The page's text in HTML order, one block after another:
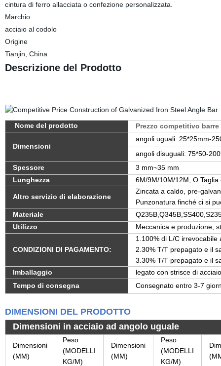
cintura di ferro allacciata o confezione personalizzata.
Marchio
acciaio al codolo
Origine
Tianjin, China
Descrizione del Prodotto
Nome del prodotto Prezzo competitivo
Dimensioni
angoli uguali: 25*25mm-
angoli disuguali: 75*50-
Spessore
3 mm~35 mm
Lunghezza
6M/9M/10M/12M, O
Altro servizio di elaborazione
Zincata a caldo, pre-
Punzonatura finché ci si
Materiale
Utilizzo
Meccanica e produzione,
CONDIZIONI DI PAGAMENTO:
1.100% di L/C irrevocabile
2.30% T/T prepagato e il
3.30% T/T prepagato e il
Imballaggio
legato con strisce di
Tempo di consegna
Consegnato entro3-7
DIMENSIONI DEL PRODOTTO
Dimensioni in acciaio ad angolo uguale
Dimensioni
(MM)
Peso
(MODELLI
KG/M)
Dimensioni
(MM)
Peso
(MODELLI
KG/M)